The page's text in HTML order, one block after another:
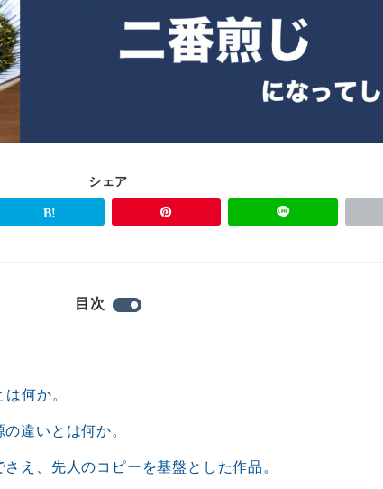
シェア
目次
何か。
違いとは何か。
え、先人のコピーを基盤とした作品。